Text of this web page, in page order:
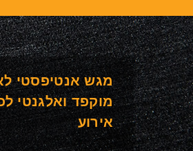
מגש אנטיפסטי
מוקפד ואלגנטי
אירוע